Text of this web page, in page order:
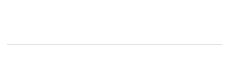
Интересует лизинг?